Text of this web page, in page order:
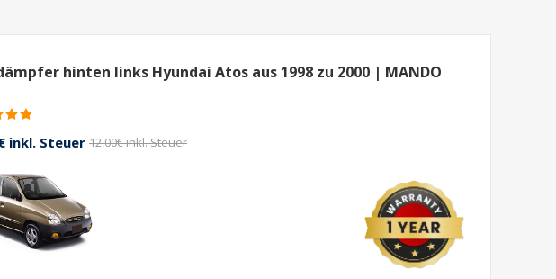
hinten links Hyundai Atos aus 1998 zu 2000 | MANDO
inkl. Steuer 12,00€ inkl. Steuer